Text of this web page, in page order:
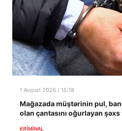
1 Avqust 2026 / 15:18
Mağazada müştərinin pul,
olan çantasını oğurlayan şəxs
KRIMINAL